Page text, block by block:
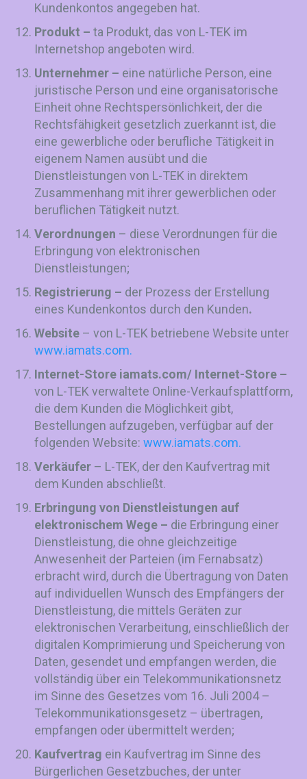
Kundenkontos angegeben hat.
Produkt –ta Produkt, das von L-TEK im
Internetshop angeboten wird.
Unternehmer – eine natürliche Person, eine
juristische Person und eine organisatorische
Einheit ohne Rechtspersönlichkeit, der die
Rechtsfähigkeit gesetzlich zuerkannt ist, die
eine gewerbliche oder berufliche Tätigkeit in
eigenem Namen ausübt und die
Dienstleistungen von L-TEK in direktem
Zusammenhang mit ihrer gewerblichen oder
beruflichen Tätigkeit nutzt.
Verordnungen – diese Verordnungen für die
Erbringung von elektronischen
Dienstleistungen;
Registrierung – der Prozess der Erstellung
eines Kundenkontos durch den Kunden.
Website – von L-TEK betriebene Website unter
www.iamats.com.
Internet-Store iamats.com/ Internet-Store –
von L-TEK verwaltete Online-Verkaufsplattform,
die dem Kunden die Möglichkeit gibt,
Bestellungen aufzugeben, verfügbar auf der
folgenden Website:www.iamats.com.
Verkäufer – L-TEK, der den Kaufvertrag mit
dem Kunden abschließt.
Erbringung von Dienstleistungen auf
elektronischem Wege – die Erbringung einer
Dienstleistung, die ohne gleichzeitige
Anwesenheit der Parteien (im Fernabsatz)
erbracht wird, durch die Übertragung von Daten
auf individuellen Wunsch des Empfängers der
Dienstleistung, die mittels Geräten zur
elektronischen Verarbeitung, einschließlich der
digitalen Komprimierung und Speicherung von
Daten, gesendet und empfangen werden, die
vollständig über ein Telekommunikationsnetz
im Sinne des Gesetzes vom 16. Juli 2004 –
Telekommunikationsgesetz – übertragen,
empfangen oder übermittelt werden;
Kaufvertrag ein Kaufvertrag im Sinne des
Bürgerlichen Gesetzbuches, der unter